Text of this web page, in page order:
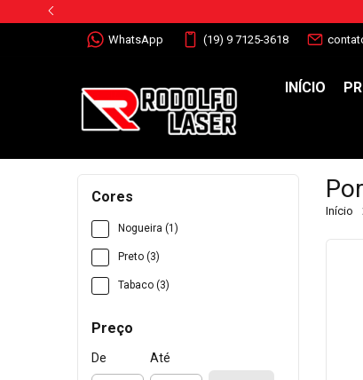
WhatsApp (19) 9 7125-3618
INÍCIO
Cores
Nogueira (1)
Preto (3)
Tabaco (3)
Preço
De Até
Início